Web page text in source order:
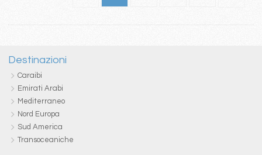
Destinazioni
Caraibi
Emirati Arabi
Mediterraneo
Nord Europa
Sud America
Transoceaniche